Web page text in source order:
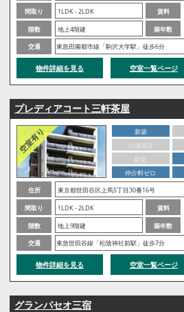
間取り
1LDK - 2LDK 賃料
階数
地上4階建 築年数
交通
東急田園都市線「駒沢大学駅」徒歩6分
物件詳細を見る 空室一覧ページ
プレディアコート三軒茶屋
新築
分譲賃貸
駅近
仲介料ゼロ
住所
東京都世田谷区上馬5丁目30番16号
間取り
1LDK - 2LDK 賃料
階数
地上9階建 築年数
交通
東急世田谷線「松陰神社前駅」徒歩7分
物件詳細を見る 空室一覧ページ
グランパセオ三宿